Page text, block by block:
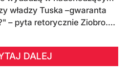
władzy Tuska –gwaranta
– pyta retorycznie Ziobro....
DALEJ